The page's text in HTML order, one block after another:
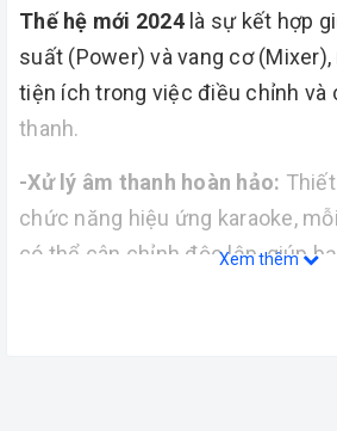
Thế hệ mới 2024là sự kết hợp
suất (Power) và vang cơ
tiện ích trong việc điều chỉnh và
thanh.
-Xử lý âm thanh hoàn hảo:
chức năng hiệu ứng karaoke,
có thể cân chỉnh độc lập, giúp
Xem thêm